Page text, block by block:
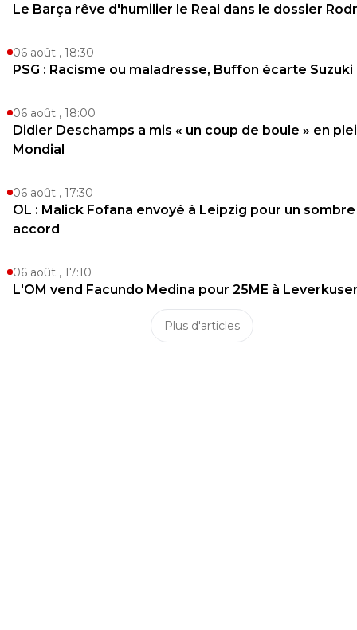
Le Barça rêve d'humilier le Real dans le dossier
06 août , 18:30
PSG : Racisme ou maladresse, Buffon écarte Suzuki
06 août , 18:00
Didier Deschamps a mis « un coup de boule » en
Mondial
06 août , 17:30
OL : Malick Fofana envoyé à Leipzig pour un sombre
accord
06 août , 17:10
L'OM vend Facundo Medina pour 25ME à
Plus d'articles